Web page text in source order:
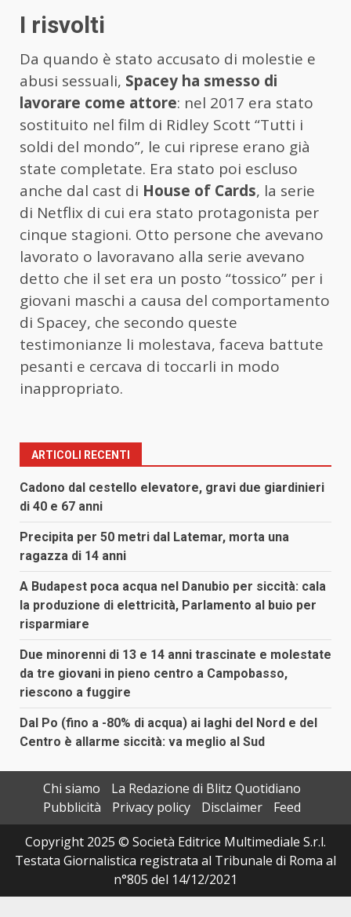
I risvolti
Da quando è stato accusato di molestie e
abusi sessuali, Spacey ha smesso di
lavorare come attore: nel 2017 era stato
sostituito nel film di Ridley Scott “Tutti i
soldi del mondo”, le cui riprese erano già
state completate. Era stato poi escluso
anche dal cast di House of Cards, la serie
di Netflix di cui era stato protagonista per
cinque stagioni. Otto persone che avevano
lavorato o lavoravano alla serie avevano
detto che il set era un posto “tossico” per i
giovani maschi a causa del comportamento
di Spacey, che secondo queste
testimonianze li molestava, faceva battute
pesanti e cercava di toccarli in modo
inappropriato.
ARTICOLI RECENTI
Cadono dal cestello elevatore, gravi due giardinieri
di 40 e 67 anni
Precipita per 50 metri dal Latemar, morta una
ragazza di 14 anni
A Budapest poca acqua nel Danubio per siccità: cala
la produzione di elettricità, Parlamento al buio per
risparmiare
Due minorenni di 13 e 14 anni trascinate e molestate
da tre giovani in pieno centro a Campobasso,
riescono a fuggire
Dal Po (fino a -80% di acqua) ai laghi del Nord e del
Centro è allarme siccità: va meglio al Sud
Chi siamo
La Redazione di Blitz Quotidiano
Pubblicità
Privacy policy Disclaimer
Feed
Copyright 2025 © Società Editrice Multimediale S.r.l.
Testata Giornalistica registrata al Tribunale di Roma al
n°805 del 14/12/2021